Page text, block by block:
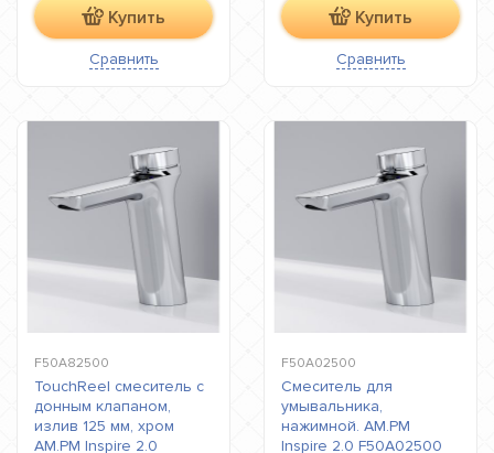
Купить
Сравнить
Купить
Сравнить
F50A82500
TouchReel смеситель с
донным клапаном,
излив 125 мм, хром
AM.PM Inspire 2.0
F50A02500
Смеситель для
умывальника,
нажимной. AM.PM
Inspire 2.0 F50A02500